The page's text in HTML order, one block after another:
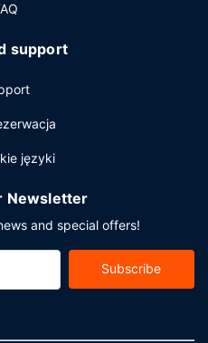
support
języki
Newsletter
and special offers!
Subscribe